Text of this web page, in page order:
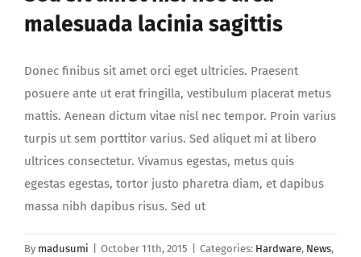
malesuada lacinia sagittis
Donec finibus sit amet orci eget ultricies. Praesent
posuere ante ut erat fringilla, vestibulum placerat metus
mattis. Aenean dictum vitae nisl nec tempor. Proin varius
turpis ut sem porttitor varius. Sed aliquet mi at libero
ultrices consectetur. Vivamus egestas, metus quis
egestas egestas, tortor justo pharetra diam, et dapibus
massa nibh dapibus risus. Sed ut
By madusumi October 11th, 2015 Categories: Hardware, News,